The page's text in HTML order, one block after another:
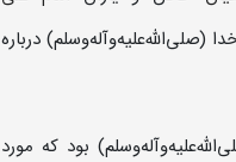
درباره
بود که مورد